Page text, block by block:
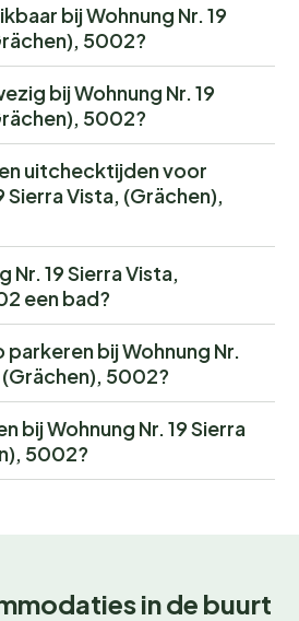
bij Wohnung Nr. 19
5002?
bij Wohnung Nr. 19
5002?
uitchecktijden voor
Sierra Vista, (Grächen),
Nr. 19 Sierra Vista,
een bad?
parkeren bij Wohnung Nr.
(Grächen), 5002?
bij Wohnung Nr. 19 Sierra
5002?
in de buurt